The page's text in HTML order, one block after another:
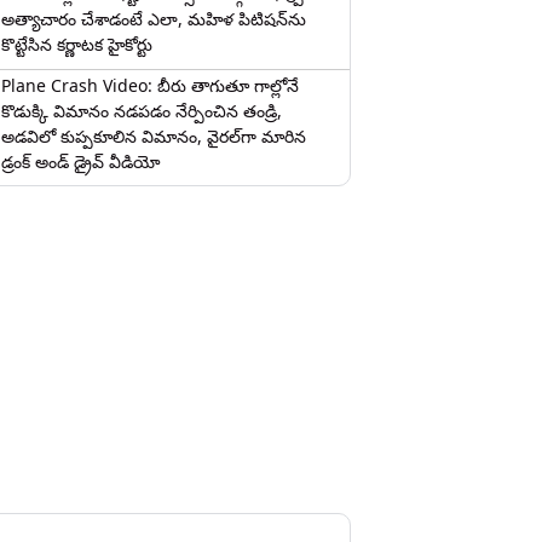
అత్యాచారం చేశాడంటే ఎలా, మహిళ పిటిషన్‌ను
కొట్టేసిన కర్ణాటక హైకోర్టు
Plane Crash Video: బీరు తాగుతూ గాల్లోనే
కొడుక్కి విమానం నడపడం నేర్పించిన తండ్రి,
అడవిలో కుప్పకూలిన విమానం, వైరల్‌గా మారిన
డ్రంక్‌ అండ్ డ్రైవ్ వీడియో